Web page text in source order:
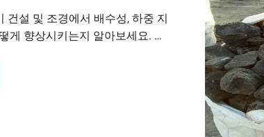
건설 및 조경에서 배수성, 하중 지
게 향상시키는지 알아보세요. 오